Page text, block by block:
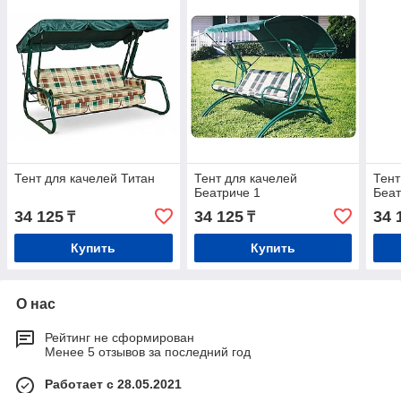
Тент для качелей Титан
34 125 ₸
Купить
Тент для качелей
Беатриче 1
34 125₸
Купить
34
О нас
Рейтинг не сформирован
Менее 5 отзывов за последний год
Работает с 28.05.2021